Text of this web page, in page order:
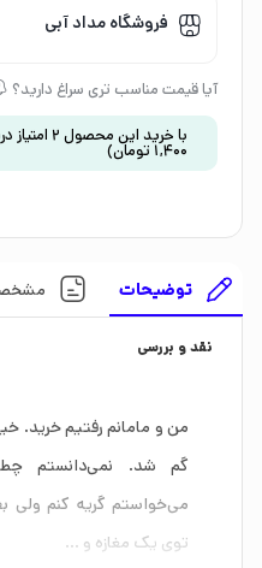
گروه سنی :
کودک 3 تا 5 سال
داستان و رمان
نشان تجاری
1526962886402690000
فروشگاه مداد آبی
آیا قیمت مناسب تری سراغ دارید؟
با خرید این محصول 2 امتیاز
1,400 تومان)
توضیحات
نقد و بررسی
من و مامانم رفتیم خرید.
گم شد. نمی‌دانستم
می‌خواستم گریه کنم ولی
توی یک مغازه و …